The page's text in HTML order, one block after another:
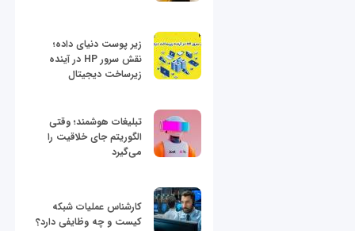
زیر پوست دنیای داده؛
نقش سرور HP در آینده
زیرساخت دیجیتال
تبلیغات هوشمند؛ وقتی
الگوریتم جای خلاقیت را
می‌گیرد
کارشناس عملیات شبکه
کیست و چه وظایفی دارد؟